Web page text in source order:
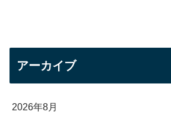
アーカイブ
2026年8月